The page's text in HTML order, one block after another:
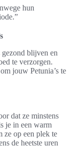
hun
gezond blijven en
te verzorgen.
jouw Petunia’s te
dat ze minstens
je in een warm
ze op een plek te
de heetste uren